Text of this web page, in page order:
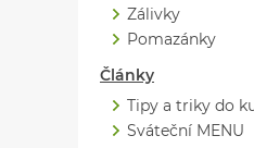
Zálivky
Pomazánky
Články
Tipy a triky do
Sváteční MENU